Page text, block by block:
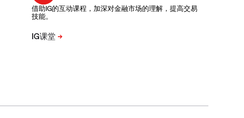
借助IG的互动课程，加深对金融市场的理解，提高交易
技能。